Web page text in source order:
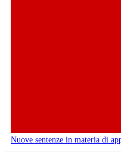
Nuove sentenze in materia di